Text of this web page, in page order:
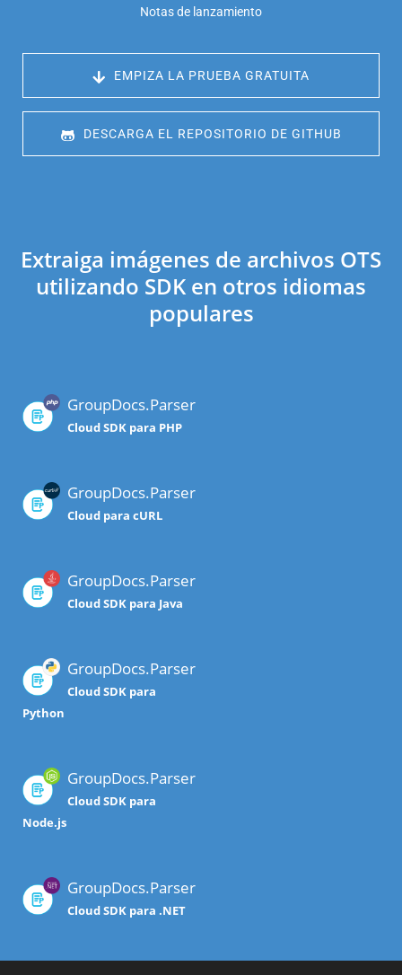
Notas de lanzamiento
EMPIZA LA PRUEBA GRATUITA
DESCARGA EL REPOSITORIO DE GITHUB
Extraiga imágenes de archivos OTS
utilizando SDK en otros idiomas
populares
GroupDocs.Parser
Cloud SDK para PHP
GroupDocs.Parser
Cloud para cURL
GroupDocs.Parser
Cloud SDK para Java
GroupDocs.Parser
Cloud SDK para
Python
GroupDocs.Parser
Cloud SDK para
Node.js
GroupDocs.Parser
Cloud SDK para .NET